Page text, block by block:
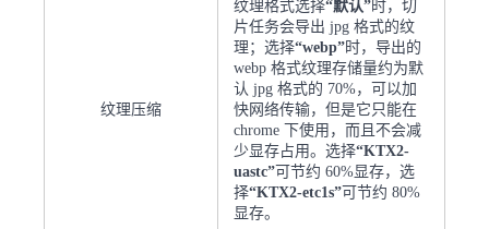
纹理压缩
纹理格式选择“默认”时，切
片任务会导出 jpg 格式的纹
理；选择“webp”时，导出的
webp 格式纹理存储量约为默
认 jpg 格式的 70%，可以加
快网络传输，但是它只能在
chrome 下使用，而且不会减
少显存占用。选择“KTX2-
uastc”可节约 60%显存，选
择“KTX2-etc1s”可节约 80%
显存。